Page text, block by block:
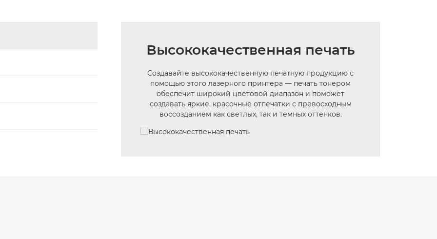
Высококачественная печать
Создавайте высококачественную печатную продукцию с
помощью этого лазерного принтера — печать тонером
обеспечит широкий цветовой диапазон и поможет
создавать яркие, красочные отпечатки с превосходным
воссозданием как светлых, так и темных оттенков.